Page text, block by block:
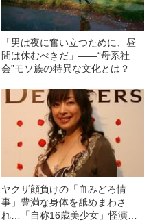
「男は夜に奮い立つために、昼
間は休むべきだ」――“母系社
会”モソ族の特異な文化とは？
ヤクザ顔負けの「血みどろ情
事」豊満な身体を舐めまわさ
れ…「自称16歳美少女」怪演